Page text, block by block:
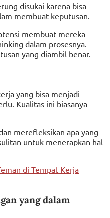
disukai karena bisa
membuat keputusan.
membuat mereka
dalam prosesnya.
yang diambil benar.
yang bisa menjadi
Kualitas ini biasanya
merefleksikan apa yang
untuk menerapkan hal
di Tempat Kerja
yang dalam